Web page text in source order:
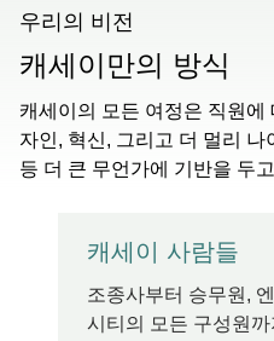
우리의 비전
캐세이만의 방식
캐세이의 모든 여정은 직원에
자인, 혁신, 그리고 더 멀리 나
등 더 큰 무언가에 기반을 두
캐세이 사람들
조종사부터 승무원,
시티의 모든 구성원